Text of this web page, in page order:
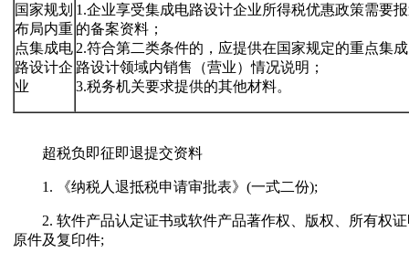
国家规划
布局内重
点集成电
路设计企
业
1.企业享受集成电路设计企业所得税优惠政策需要
的备案资料；
2.符合第二类条件的，应提供在国家规定的重点集
路设计领域内销售（营业）情况说明；
3.税务机关要求提供的其他材料。
超税负即征即退提交资料
1. 《纳税人退抵税申请审批表》(一式二份);
2. 软件产品认定证书或软件产品著作权、版权、所有权证
原件及复印件;